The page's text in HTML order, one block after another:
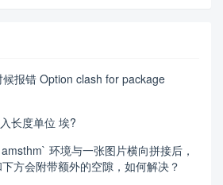
报错 Option clash for package
长度单位 埃?
环境与一张图片横向拼接后，
方会附带额外的空隙，如何解决？